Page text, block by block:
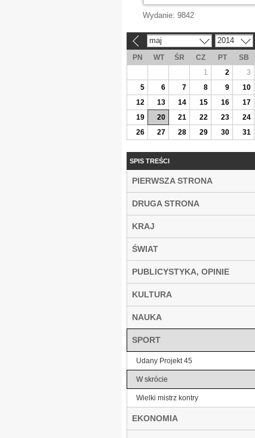
Wydanie: 9842
maj 2014
PN WT ŚR CZ PT SB
1
2 3
5
6 7 8 9 10
12
13 14 15 16 17
19
20 21 22 23 24
26
27 28 29 30 31
SPIS TREŚCI
PIERWSZA STRONA
DRUGA STRONA
KRAJ
ŚWIAT
PUBLICYSTYKA, OPINIE
KULTURA
NAUKA
SPORT
Udany Projekt 45
W skrócie
Wielki mistrz kontry
EKONOMIA